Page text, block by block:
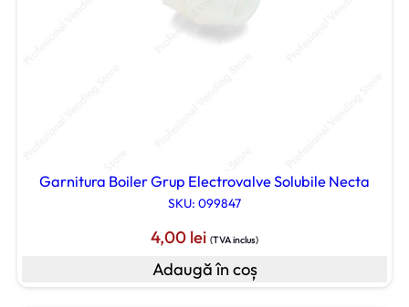
Garnitura Boiler Grup Electrovalve Solubile Necta
SKU: 099847
4,00 lei (TVA inclus)
Adaugă în coș